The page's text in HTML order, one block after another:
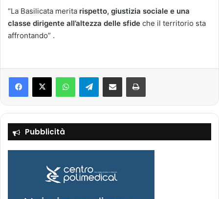
“La Basilicata merita rispetto, giustizia sociale e una
classe dirigente all’altezza delle sfide che il territorio sta
affrontando” .
Telegram
Pubblicità